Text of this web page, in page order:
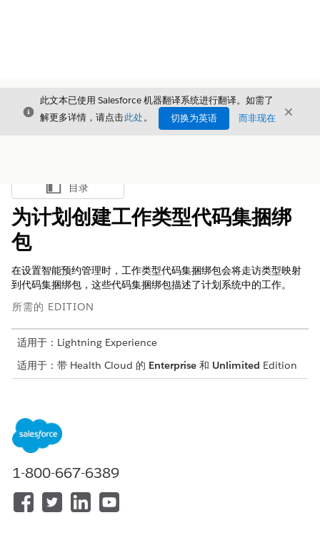
关闭
此文本已使用 Salesforce 机器翻译系统进行翻译。如需了
解更多详情，请点击此处。 切换为英语 而非现在 关闭
显示目录
目录
为计划创建工作类型代码集捆绑
包
在设置智能预约管理时，工作类型代码集捆绑包会将走访类型映射
到代码集捆绑包，这些代码集捆绑包描述了计划系统中的工作。
所需的 EDITION
适用于：Lightning Experience
适用于：带 Health Cloud 的 Enterprise 和 Unlimited Edition
要使用 Health Cloud
如果满足以下条件，创建工作类型代码集捆绑包：
您将 Salesforce Scheduler 用作预订预约的计划系统。
外部计划系统使用服务类型、预约类型、服务类别或其他数据的
1-800-667-6389